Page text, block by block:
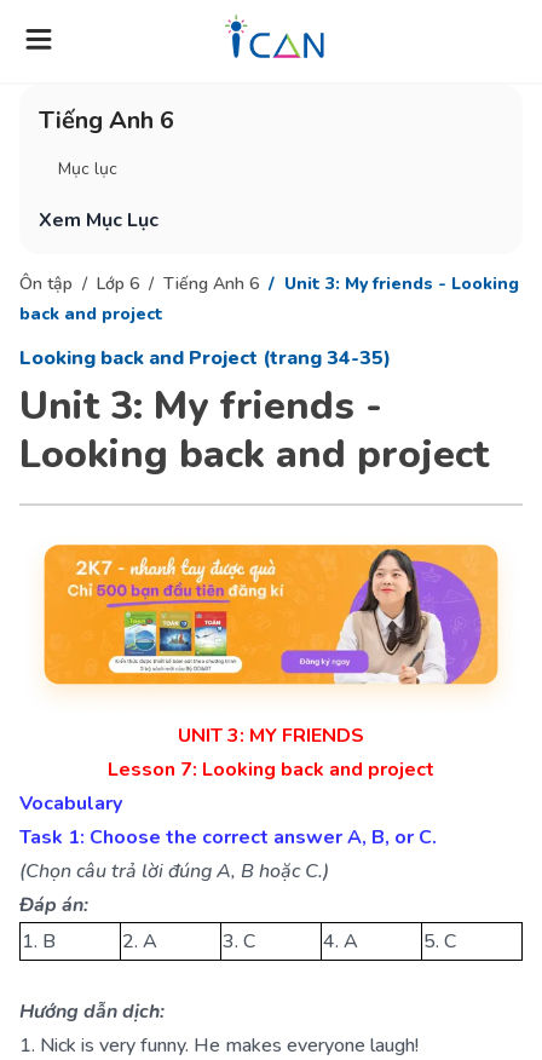
Tiếng Anh 6
Mục lục
Xem Mục Lục
Ôn tập Lớp 6 Tiếng Anh 6
Unit 3: My friends - Looking
back and project
Looking back and Project (trang 34-35)
Unit 3: My friends -
Looking back and project
UNIT 3: MY FRIENDS
Lesson 7: Looking back and project
Vocabulary
Task 1: Choose the correct answer A, B, or C.
(Chọn câu trả lời đúng A, B hoặc C.)
Đáp án:
1. B
2. A 3. C 4. A 5. C
Hướng dẫn dịch:
1. Nick is very funny. He makes everyone laugh!